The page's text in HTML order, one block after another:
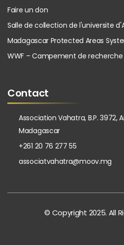
Faire un don
Salle de collection de l'universite
Madagascar Protected Areas
WWF – Campement de
Contact
Association Vahatra, B.P. 3972,
Madagascar
+261 20 76 277 55
associatvahatra@moov.mg
© Copyright 2025. All